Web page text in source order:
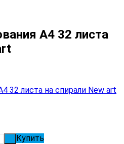
А4 32 листа
Купить